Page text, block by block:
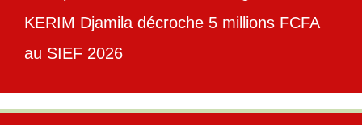
KERIM Djamila décroche 5 millions FCFA
au SIEF 2026